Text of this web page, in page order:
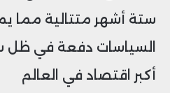
ستة أشهر متتالية مما
السياسات دفعة في ظل
أكبر اقتصاد في العالم